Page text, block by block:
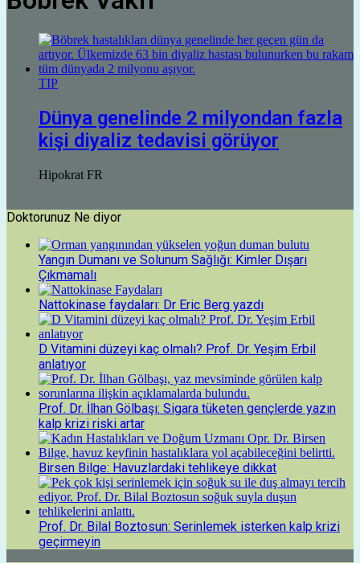
TIP
Dünya genelinde 2 milyondan fazla
kişi diyaliz tedavisi görüyor
Hipokrat FR
Doktorunuz Ne diyor
Yangın Dumanı ve Solunum Sağlığı: Kimler Dışarı
Çıkmamalı
Nattokinase faydaları: Dr Eric Berg yazdı
D Vitamini düzeyi kaç olmalı? Prof. Dr. Yeşim Erbil
anlatıyor
Prof. Dr. İlhan Gölbaşı: Sigara tüketen gençlerde yazın
kalp krizi riski artar
Birsen Bilge: Havuzlardaki tehlikeye dikkat
Prof. Dr. Bilal Boztosun: Serinlemek isterken kalp krizi
geçirmeyin